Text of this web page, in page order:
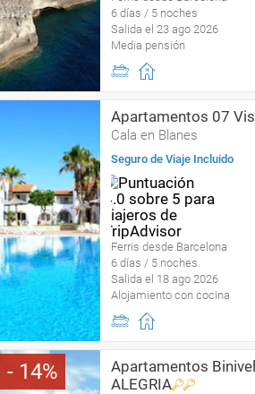
6 días / 5 noches
Salida el 23 ago 2026
Media pensión
Apartamentos 07
Cala en Blanes
Seguro de Viaje Incluido
Ferris desde Barcelona
6 días / 5 noches
Salida el 18 ago 2026
Alojamiento con cocina
14
Apartamentos
ALEGRIA